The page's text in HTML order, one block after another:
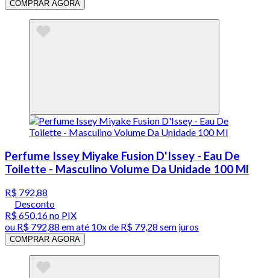
COMPRAR AGORA
Perfume Issey Miyake Fusion D'Issey - Eau De
Toilette - Masculino Volume Da Unidade 100 Ml
R$ 792,88
Desconto
R$ 650,16no PIX
ou R$ 792,88 em até 10x de R$ 79,28 sem juros
COMPRAR AGORA